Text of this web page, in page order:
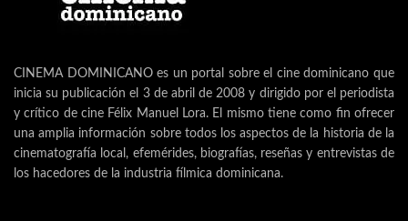
CINEMA DOMINICANO es un portal sobre el cine dominicano que
inicia su publicación el 3 de abril de 2008 y dirigido por el periodista
y crítico de cine Félix Manuel Lora. El mismo tiene como fin ofrecer
una amplia información sobre todos los aspectos de la historia de la
cinematografía local, efemérides, biografías, reseñas y entrevistas de
los hacedores de la industria fílmica dominicana.